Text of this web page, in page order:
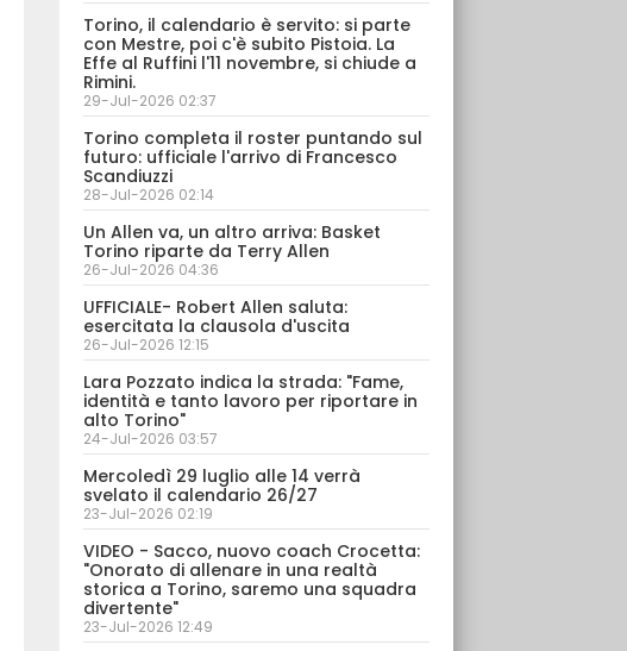
Torino, il calendario è servito: si parte
con Mestre, poi c'è subito Pistoia. La
Effe al Ruffini l'11 novembre, si chiude a
Rimini.
29-Jul-2026 02:37
Torino completa il roster puntando sul
futuro: ufficiale l'arrivo di Francesco
Scandiuzzi
28-Jul-2026 02:14
Un Allen va, un altro arriva: Basket
Torino riparte da Terry Allen
26-Jul-2026 04:36
UFFICIALE- Robert Allen saluta:
esercitata la clausola d'uscita
26-Jul-2026 12:15
Lara Pozzato indica la strada: "Fame,
identità e tanto lavoro per riportare in
alto Torino"
24-Jul-2026 03:57
Mercoledì 29 luglio alle 14 verrà
svelato il calendario 26/27
23-Jul-2026 02:19
VIDEO - Sacco, nuovo coach Crocetta:
"Onorato di allenare in una realtà
storica a Torino, saremo una squadra
divertente"
23-Jul-2026 12:49